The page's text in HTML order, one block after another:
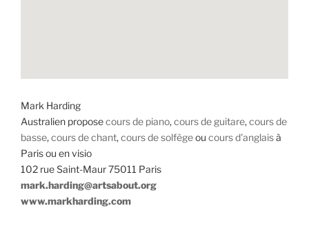
Mark Harding
Australien proposecours de piano,cours de guitare,cours de
basse,cours de chant,cours de solfègeou cours d'anglaisà
Paris ou en visio
102 rue Saint-Maur 75011 Paris
mark.harding@artsabout.org
www.markharding.com